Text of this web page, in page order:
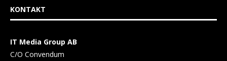
KONTAKT
IT Media Group AB
C/O Convendum